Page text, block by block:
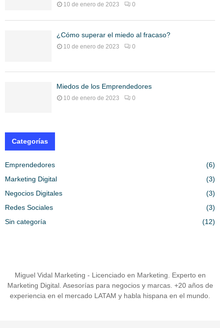
10 de enero de 2023 0
¿Cómo superar el miedo al fracaso?
10 de enero de 2023 0
Miedos de los Emprendedores
10 de enero de 2023 0
Categorías
Emprendedores
(6)
Marketing Digital
(3)
Negocios Digitales
(3)
Redes Sociales
(3)
Sin categoría
(12)
Miguel Vidal Marketing - Licenciado en Marketing. Experto en
Marketing Digital. Asesorías para negocios y marcas. +20 años de
experiencia en el mercado LATAM y habla hispana en el mundo.